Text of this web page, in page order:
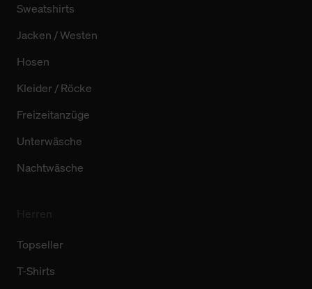
Sweatshirts
Jacken / Westen
Hosen
Kleider / Röcke
Freizeitanzüge
Unterwäsche
Nachtwäsche
Topseller
T-Shirts